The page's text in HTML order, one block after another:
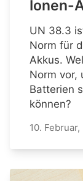
Ionen-
UN 38.3
Norm für
Akkus.
Norm vor,
Batterien
können?
10.